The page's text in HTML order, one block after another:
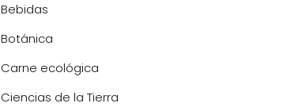
Bebidas
Botánica
Carne ecológica
Ciencias de la Tierra